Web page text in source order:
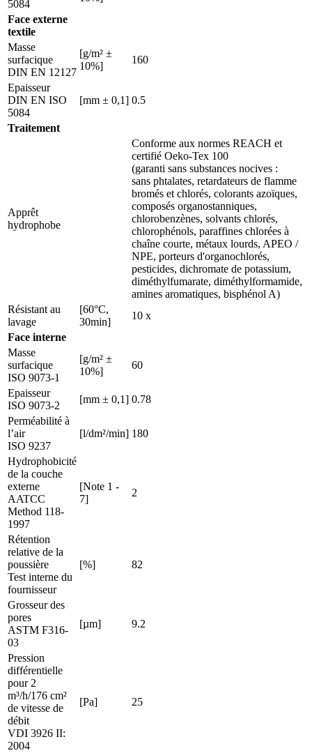
5084
Face externe
textile
Masse
surfacique
DIN EN 12127
[g/m² ±
10%]
160
Epaisseur
DIN EN ISO
5084
[mm ± 0,1] 0.5
Traitement
Apprêt
hydrophobe
Conforme aux normes REACH et
certifié Oeko-Tex 100
(garanti sans substances nocives :
sans phtalates, retardateurs de flamme
bromés et chlorés, colorants azoïques,
composés organostanniques,
chlorobenzènes, solvants chlorés,
chlorophénols, paraffines chlorées à
chaîne courte, métaux lourds, APEO /
NPE, porteurs d'organochlorés,
pesticides, dichromate de potassium,
diméthylfumarate, diméthylformamide,
amines aromatiques, bisphénol A)
Résistant au
lavage
[60°C,
30min]
10 x
Face interne
Masse
surfacique
ISO 9073-1
[g/m² ±
10%]
60
Epaisseur
ISO 9073-2
[mm ± 0,1] 0.78
Perméabilité à
l’air
ISO 9237
[l/dm²/min] 180
Hydrophobicité
de la couche
externe
AATCC
Method 118-
1997
[Note 1 -
7]
2
Rétention
relative de la
poussière
Test interne du
fournisseur
[%] 82
Grosseur des
pores
ASTM F316-
03
[µm] 9.2
Pression
différentielle
pour 2
m³/h/176 cm²
de vitesse de
débit
VDI 3926 II:
2004
[Pa] 25